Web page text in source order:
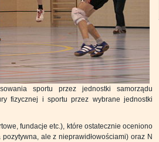
sportu przez jednostki samorządu
fizycznej i sportu przez wybrane jednostki
fundacje etc.), które ostatecznie oceniono
ale z nieprawidłowościami) oraz N